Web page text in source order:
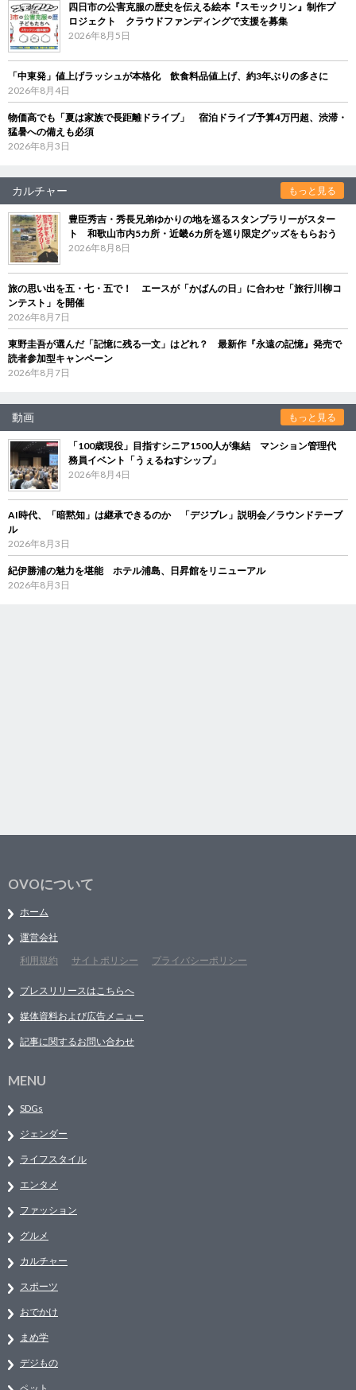
四日市の公害克服の歴史を伝える絵本『スモックリン』制作プ
ロジェクト クラウドファンディングで支援を募集
2026年8月5日
「中東発」値上げラッシュが本格化 飲食料品値上げ、約3年ぶりの多さに
2026年8月4日
物価高でも「夏は家族で長距離ドライブ」 宿泊ドライブ予算4万円超、渋滞・
猛暑への備えも必須
2026年8月3日
カルチャー もっと見る
豊臣秀吉・秀長兄弟ゆかりの地を巡るスタンプラリーがスター
ト 和歌山市内5カ所・近畿6カ所を巡り限定グッズをもらおう
2026年8月8日
旅の思い出を五・七・五で！ エースが「かばんの日」に合わせ「旅行川柳コ
ンテスト」を開催
2026年8月7日
東野圭吾が選んだ「記憶に残る一文」はどれ？ 最新作『永遠の記憶』発売で
読者参加型キャンペーン
2026年8月7日
動画 もっと見る
「100歳現役」目指すシニア1500人が集結 マンション管理代
務員イベント「うぇるねすシップ」
2026年8月4日
AI時代、「暗黙知」は継承できるのか 「デジブレ」説明会／ラウンドテーブ
ル
2026年8月3日
紀伊勝浦の魅力を堪能 ホテル浦島、日昇館をリニューアル
2026年8月3日
OVOについて
ホーム
運営会社
利用規約
サイトポリシー プライバシーポリシー
プレスリリースはこちらへ
媒体資料および広告メニュー
記事に関するお問い合わせ
MENU
SDGs
ジェンダー
ライフスタイル
エンタメ
ファッション
グルメ
カルチャー
スポーツ
おでかけ
まめ学
デジもの